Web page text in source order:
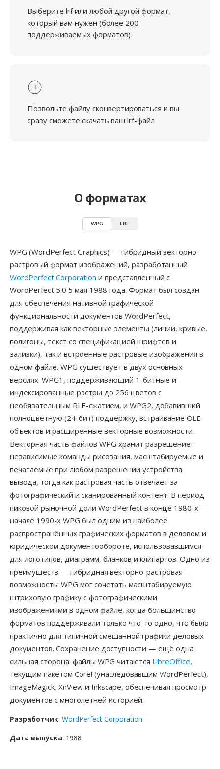
Выберите lrf или любой другой формат,
который вам нужен (более 200
поддерживаемых форматов)
3
Позвольте файлу сконвертироваться и вы
сразу сможете скачать ваш lrf-файл
О форматах
WPG LRF
WPG (WordPerfect Graphics) — гибридный векторно-
растровый формат изображений, разработанный
WordPerfect Corporation и представленный с
WordPerfect 5.0 5 мая 1988 года. Формат был создан
для обеспечения нативной графической
функциональности документов WordPerfect,
поддерживая как векторные элементы (линии, кривые,
полигоны, текст со спецификацией шрифтов и
заливки), так и встроенные растровые изображения в
одном файле. WPG существует в двух основных
версиях: WPG1, поддерживающий 1-битные и
индексированные растры до 256 цветов с
необязательным RLE-сжатием, и WPG2, добавивший
полноцветную (24-бит) поддержку, встраивание OLE-
объектов и расширенные векторные возможности.
Векторная часть файлов WPG хранит разрешение-
независимые команды рисования, масштабируемые и
печатаемые при любом разрешении устройства
вывода, тогда как растровая часть отвечает за
фотографический и сканированный контент. В период
пиковой рыночной доли WordPerfect в конце 1980-х —
начале 1990-х WPG был одним из наиболее
распространённых графических форматов в деловом и
юридическом документообороте, использовавшимся
для логотипов, диаграмм, бланков и клипартов. Одно из
преимуществ — гибридная векторно-растровая
возможность: WPG мог сочетать масштабируемую
штриховую графику с фотографическими
изображениями в одном файле, когда большинство
форматов поддерживали только что-то одно, что было
практично для типичной смешанной графики деловых
документов. Сохранение доступности — ещё одна
сильная сторона: файлы WPG читаются LibreOffice,
текущим пакетом Corel (унаследовавшим WordPerfect),
ImageMagick, XnView и Inkscape, обеспечивая просмотр
документов с многолетней историей.
Разработчик: WordPerfect Corporation
Дата выпуска: 1988